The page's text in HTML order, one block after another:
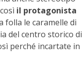
il protagonista
folla le caramelle di
del centro storico di
perché incartate in